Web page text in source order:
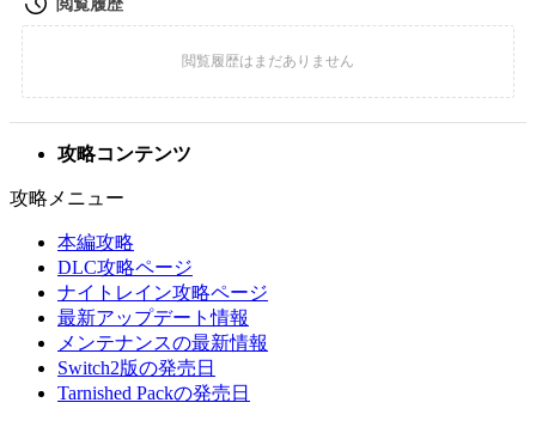
攻略コンテンツ
攻略メニュー
本編攻略
DLC攻略ページ
ナイトレイン攻略ページ
最新アップデート情報
メンテナンスの最新情報
Switch2版の発売日
Tarnished Packの発売日